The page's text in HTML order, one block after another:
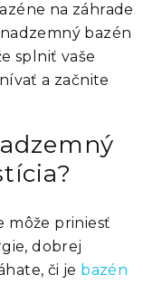
na záhrade
bazén
splniť vaše
a začnite
môže priniesť
dobrej
či je bazén